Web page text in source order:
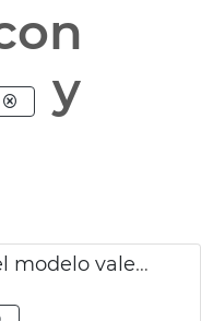
y
Exportación a Europa del modelo valenciano de turismo de congresos